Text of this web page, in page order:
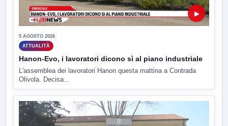
▶
5 AGOSTO 2026
ATTUALITÀ
Hanon-Evo, i lavoratori dicono sì al piano industriale
L'assemblea dei lavoratori Hanon questa mattina a Contrada
Olivola. Decisa...